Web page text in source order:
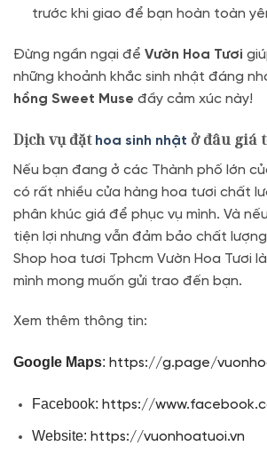
trước khi giao để bạn hoàn toàn
Đừng ngần ngại để Vườn Hoa Tươi
những khoảnh khắc sinh nhật đáng
hồng Sweet Muse đầy cảm xúc này!
Dịch vụ đặt hoa sinh nhật ở đâu giá
Nếu bạn đang ở các Thành phố lớn
có rất nhiều cửa hàng hoa tươi chất
phân khúc giá để phục vụ mình. Và
tiện lợi nhưng vẫn đảm bảo chất
Shop hoa tươi Tphcm Vườn Hoa Tươi
mình mong muốn gửi trao đến bạn.
Xem thêm thông tin:
Google Maps: https://g.page/
Facebook: https://
Website: https://vuonhoatuoi.vn